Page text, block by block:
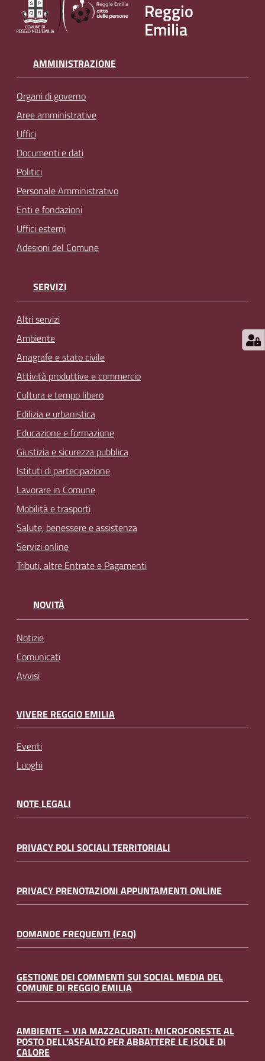
n
Seguici
su
Reggio
Emilia
AMMINISTRAZIONE
Organi di governo
Aree amministrative
Uffici
Documenti e dati
Politici
Personale Amministrativo
Enti e fondazioni
Uffici esterni
Adesioni del Comune
SERVIZI
Altri servizi
Ambiente
Anagrafe e stato civile
Attività produttive e commercio
Cultura e tempo libero
Edilizia e urbanistica
Educazione e formazione
Giustizia e sicurezza pubblica
Istituti di partecipazione
Lavorare in Comune
Mobilità e trasporti
Salute, benessere e assistenza
Servizi online
Tributi, altre Entrate e Pagamenti
NOVITÀ
Notizie
Comunicati
Avvisi
VIVERE REGGIO EMILIA
Eventi
Luoghi
NOTE LEGALI
PRIVACY POLI SOCIALI TERRITORIALI
PRIVACY PRENOTAZIONI APPUNTAMENTI ONLINE
DOMANDE FREQUENTI (FAQ)
GESTIONE DEI COMMENTI SUI SOCIAL MEDIA DEL
COMUNE DI REGGIO EMILIA
AMBIENTE – VIA MAZZACURATI: MICROFORESTE AL
POSTO DELL’ASFALTO PER ABBATTERE LE ISOLE DI
CALORE